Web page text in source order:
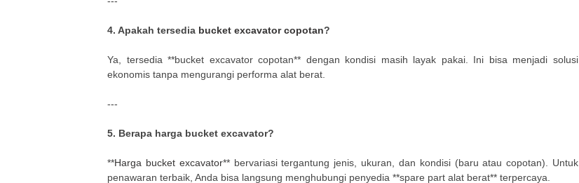
4. Apakah tersedia bucket excavator copotan?
Ya, tersedia **bucket excavator copotan** dengan kondisi masih layak pakai. Ini bisa menjadi solusi
ekonomis tanpa mengurangi performa alat berat.
---
5. Berapa harga bucket excavator?
**Harga bucket excavator** bervariasi tergantung jenis, ukuran, dan kondisi (baru atau copotan). Untuk
penawaran terbaik, Anda bisa langsung menghubungi penyedia **spare part alat berat** terpercaya.